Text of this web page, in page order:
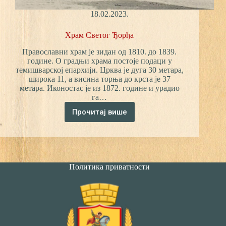
18.02.2023.
Храм Светог Ђорђа
Православни храм је зидан од 1810. до 1839.
године. О градњи храма постоје подаци у
темишварској епархији. Црква је дуга 30 метара,
широка 11, а висина торња до крста је 37
метара. Иконостас је из 1872. године и урадио
га…
Прочитај више
Храм
Светог
Политика приватности